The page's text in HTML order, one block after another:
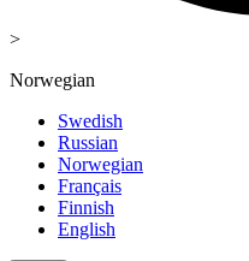
>
Norwegian
Swedish
Russian
Norwegian
Français
Finnish
English